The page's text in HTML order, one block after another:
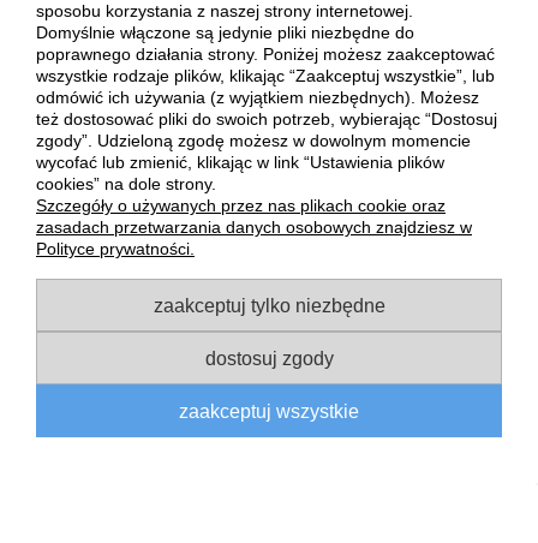
do koszyka
PŁATNOŚCI I DOSTAWA
INFORMACJE
O NAS
sposobu korzystania z naszej strony internetowej.
Domyślnie włączone są jedynie pliki niezbędne do
poprawnego działania strony. Poniżej możesz zaakceptować
wszystkie rodzaje plików, klikając “Zaakceptuj wszystkie”, lub
odmówić ich używania (z wyjątkiem niezbędnych). Możesz
też dostosować pliki do swoich potrzeb, wybierając “Dostosuj
zgody”. Udzieloną zgodę możesz w dowolnym momencie
wycofać lub zmienić, klikając w link “Ustawienia plików
cookies” na dole strony.
Szczegóły o używanych przez nas plikach cookie oraz
zasadach przetwarzania danych osobowych znajdziesz w
Polityce prywatności.
zaakceptuj tylko niezbędne
dostosuj zgody
zaakceptuj wszystkie